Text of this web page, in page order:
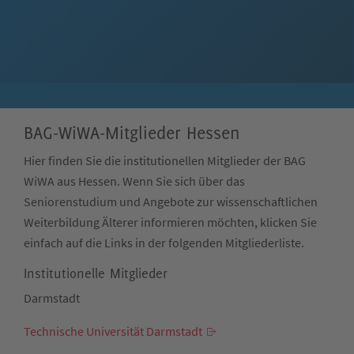
BAG-WiWA-Mitglieder Hessen
Hier finden Sie die institutionellen Mitglieder der BAG
WiWA aus Hessen. Wenn Sie sich über das
Seniorenstudium und Angebote zur wissenschaftlichen
Weiterbildung Älterer informieren möchten, klicken Sie
einfach auf die Links in der folgenden Mitgliederliste.
Institutionelle Mitglieder
Darmstadt
Technische Universität Darmstadt